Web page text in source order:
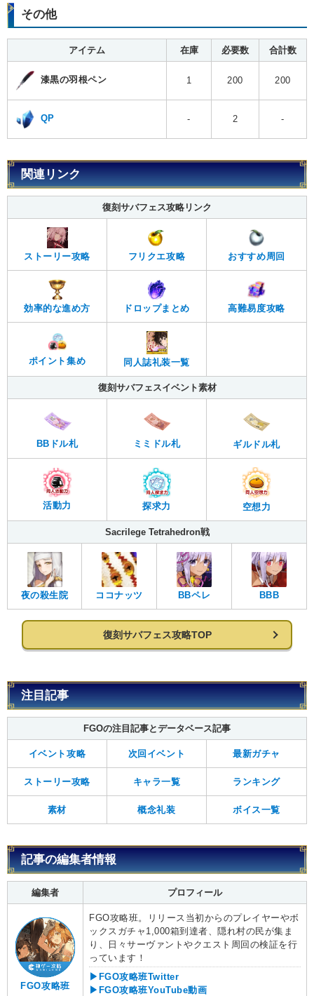
その他
アイテム 在庫 必要数 合計数
漆黒の羽根ペン 1 200 200
QP - 2 -
関連リンク
復刻サバフェス攻略リンク
ストーリー攻略 フリクエ攻略 おすすめ周回
効率的な進め方 ドロップまとめ 高難易度攻略
ポイント集め 同人誌礼装一覧
復刻サバフェスイベント素材
BBドル札 ミミドル札 ギルドル札
活動力 探求力 空想力
Sacrilege Tetrahedron戦
夜の殺生院 ココナッツ BBペレ BBB
復刻サバフェス攻略TOP
注目記事
FGOの注目記事とデータベース記事
イベント攻略 次回イベント 最新ガチャ
ストーリー攻略 キャラ一覧 ランキング
素材 概念礼装 ボイス一覧
記事の編集者情報
編集者 プロフィール
FGO攻略班
FGO攻略班。リリース当初からのプレイヤーやボ
ックスガチャ1,000箱到達者、隠れ村の民が集ま
り、日々サーヴァントやクエスト周回の検証を行
っています！
▶FGO攻略班Twitter
▶FGO攻略班YouTube動画